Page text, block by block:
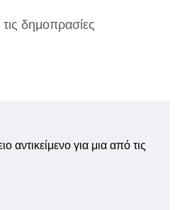
δημοπρασίες
αντικείμενο για μια από τις